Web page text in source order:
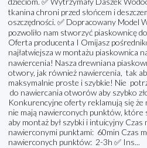
tkanina chroni przed słońcem i
oszczędności. ✅ Dopracowany Model
pozwoliło nam stworzyć piaskownicę
Oferta producenta I Omijasz
najłatwiejsza w montażu piaskownica
nawiercenia! Nasza drewniana
otwory, jak również nawiercenia, tak
maksymalnie proste i szybkie! Nie
do nawiercania otworów aby szybko
Konkurencyjne oferty reklamują się
nie mają nawierconych punktów,
aby montaż był szybki i intuicyjny
nawierconymi punktami: 60min Czas
nawierconych punktów: 2-3h ✅ Ins...